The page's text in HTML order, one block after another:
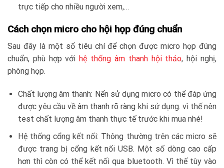
trực tiếp cho nhiều người xem,…
Cách chọn micro cho hội họp đúng chuẩn
Sau đây là một số tiêu chí để chọn được micro họp đúng
chuẩn, phù hợp với hệ thống âm thanh hội thảo, hội nghị,
phòng họp.
Chất lượng âm thanh: Nến sử dụng micro có thể đáp ứng
được yêu cầu về âm thanh rõ ràng khi sử dụng. vì thế nên
test chất lượng âm thanh thực tế trước khi mua nhé!
Hệ thống cổng kết nối: Thông thường trên các micro sẽ
được trang bị cổng kết nối USB. Một số dòng cao cấp
hơn thì còn có thể kết nối qua bluetooth. Vì thế tùy vào